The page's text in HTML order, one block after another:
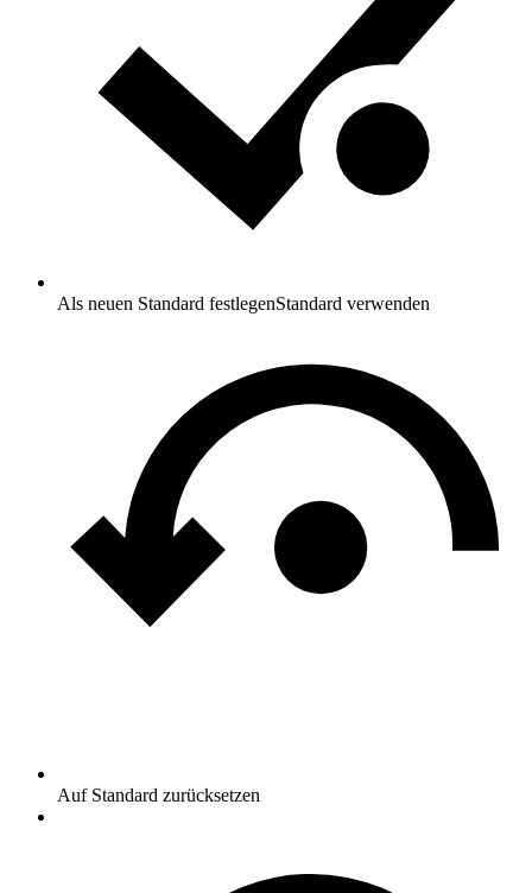
Als neuen Standard festlegenStandard verwenden
Auf Standard zurücksetzen